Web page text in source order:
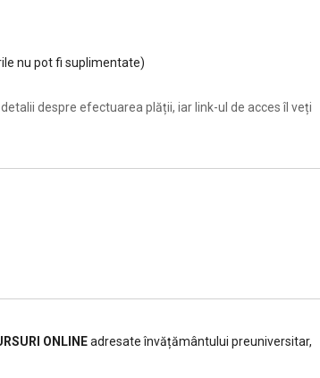
nu pot fi suplimentate)
despre efectuarea plății, iar link-ul de acces îl veți
ONLINEadresate învățământului preuniversitar,